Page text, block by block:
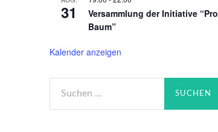
31
Versammlung der Initiative “Pro
Baum”
Kalender anzeigen
nach: